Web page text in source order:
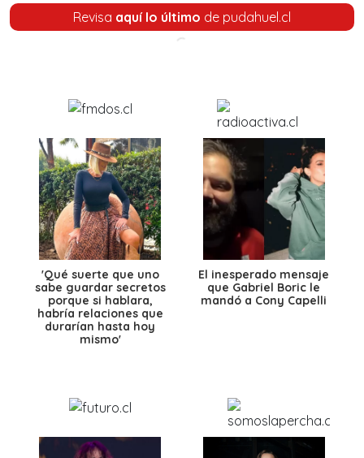
Revisa aquí lo último de pudahuel.cl
'Qué suerte que uno
sabe guardar secretos
porque si hablara,
habría relaciones que
durarían hasta hoy
mismo'
El inesperado mensaje
que Gabriel Boric le
mandó a Cony Capelli